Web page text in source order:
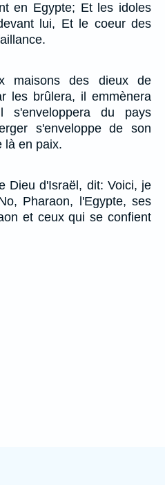
en Egypte; Et les idoles
lui, Et le coeur des
maisons des dieux de
les brûlera, il emmènera
s'enveloppera du pays
s'enveloppe de son
là en paix.
Dieu d'Israël, dit: Voici, je
Pharaon, l'Egypte, ses
et ceux qui se confient